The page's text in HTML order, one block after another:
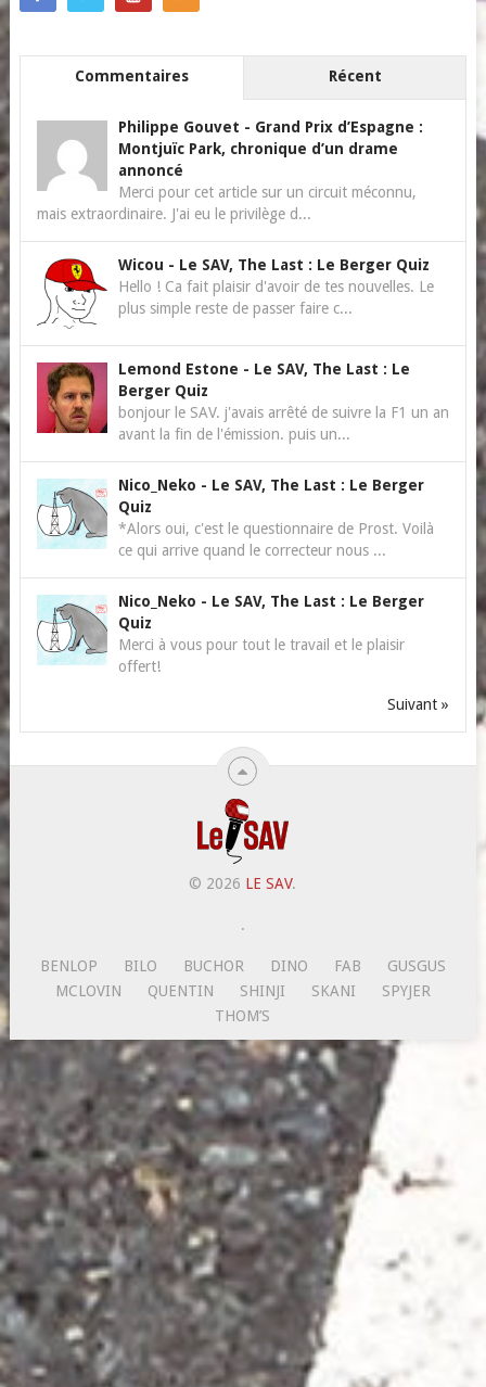
Commentaires Récent
Philippe Gouvet - Grand Prix d’Espagne :
Montjuïc Park, chronique d’un drame
annoncé
Merci pour cet article sur un circuit méconnu,
mais extraordinaire. J'ai eu le privilège d...
Wicou - Le SAV, The Last : Le Berger Quiz
Hello ! Ca fait plaisir d'avoir de tes nouvelles. Le
plus simple reste de passer faire c...
Lemond Estone - Le SAV, The Last : Le
Berger Quiz
bonjour le SAV. j'avais arrêté de suivre la F1 un an
avant la fin de l'émission. puis un...
Nico_Neko - Le SAV, The Last : Le Berger
Quiz
*Alors oui, c'est le questionnaire de Prost. Voilà
ce qui arrive quand le correcteur nous ...
Nico_Neko - Le SAV, The Last : Le Berger
Quiz
Merci à vous pour tout le travail et le plaisir
offert!
Suivant »
© 2026 LE SAV.
.
BENLOP BILO BUCHOR DINO FAB
GUSGUS
MCLOVIN
QUENTIN SHINJI SKANI
SPYJER
THOM’S